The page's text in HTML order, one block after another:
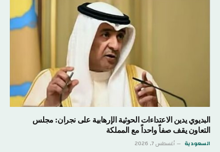
البديوي يدين الاعتداءات الحوثية الإرهابية على نجران: مجلس
التعاون يقف صفاً واحداً مع المملكة
السعودية أغسطس 7, 2026